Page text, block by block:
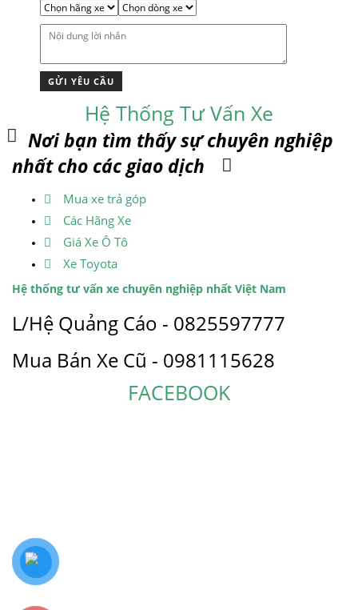
Hệ Thống Tư Vấn Xe
Nơi bạn tìm thấy sự chuyên nghiệp
nhất cho các giao dịch
Mua xe trả góp
Các Hãng Xe
Giá Xe Ô Tô
Xe Toyota
Hệ thống tư vấn xe chuyên nghiệp nhất Việt Nam
L/Hệ Quảng Cáo - 0825597777
Mua Bán Xe Cũ - 0981115628
FACEBOOK